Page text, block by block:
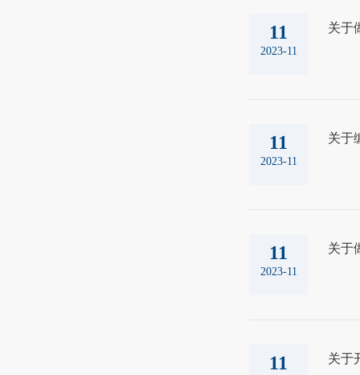
11
2023-11
关于
11
2023-11
关于
11
2023-11
关于
11 关于